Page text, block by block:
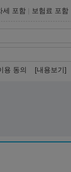
세 포함 보험료 포함
용 동의 [내용보기]